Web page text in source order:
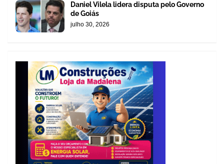
Daniel Vilela lidera disputa pelo Governo
de Goiás
julho 30, 2026